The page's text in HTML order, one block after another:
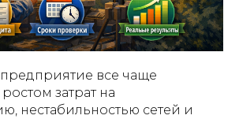
все чаще
затрат на
нестабильностью сетей и